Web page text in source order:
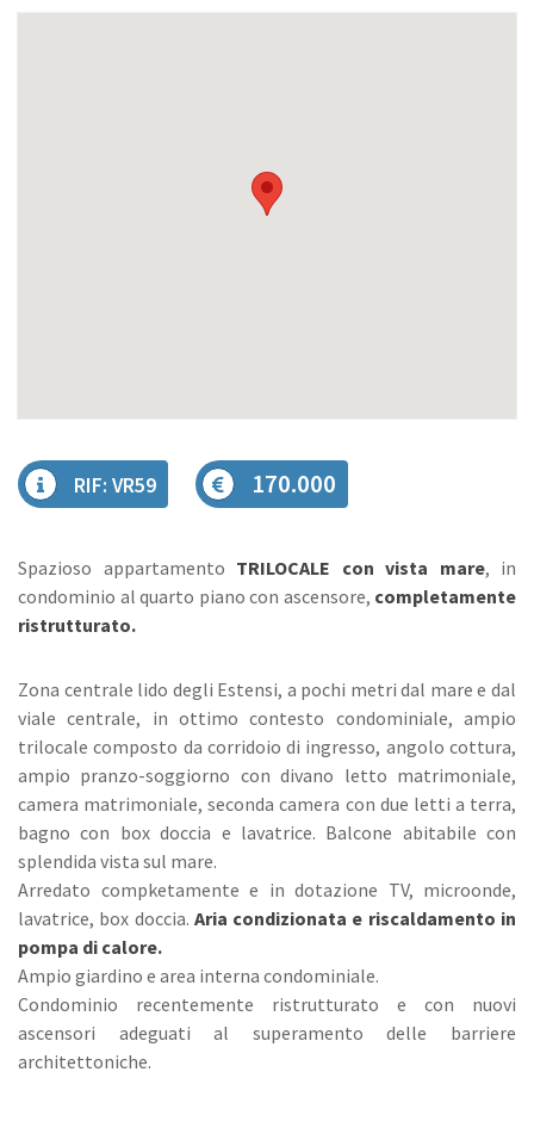
RIF: VR59 170.000
Spazioso appartamento TRILOCALE con vista mare, in
condominio al quarto piano con ascensore, completamente
ristrutturato.
Zona centrale lido degli Estensi, a pochi metri dal mare e dal
viale centrale, in ottimo contesto condominiale, ampio
trilocale composto da corridoio di ingresso, angolo cottura,
ampio pranzo-soggiorno con divano letto matrimoniale,
camera matrimoniale, seconda camera con due letti a terra,
bagno con box doccia e lavatrice. Balcone abitabile con
splendida vista sul mare.
Arredato compketamente e in dotazione TV, microonde,
lavatrice, box doccia. Aria condizionata e riscaldamento in
pompa di calore.
Ampio giardino e area interna condominiale.
Condominio recentemente ristrutturato e con nuovi
ascensori adeguati al superamento delle barriere
architettoniche.